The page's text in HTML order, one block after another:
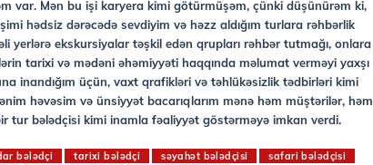
var. Mən bu işi karyera kimi götürmüşəm, çünki düşünürəm ki,
hədsiz dərəcədə sevdiyim və həzz aldığım turlara rəhbərlik
yerlərə ekskursiyalar təşkil edən qrupları rəhbər tutmağı, onlara
tarixi və mədəni əhəmiyyəti haqqında məlumat verməyi yaxşı
inandığım üçün, vaxt qrafikləri və təhlükəsizlik tədbirləri kimi
həvəsim və ünsiyyət bacarıqlarım mənə həm müştərilər, həm
tur bələdçisi kimi inamla fəaliyyət göstərməyə imkan verdi.
bələdçi tarixi bələdçi səyahət bələdçisi
safari bələdçisi